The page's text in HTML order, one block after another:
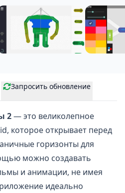
Запросить обновление
2— это великолепное
которое открывает перед
горизонты для
можно создавать
и анимации, не имея
идеально